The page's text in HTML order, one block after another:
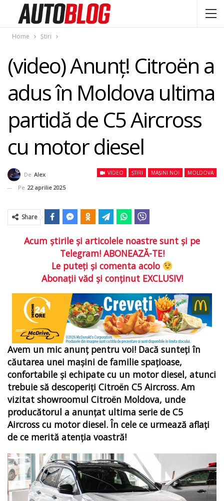
Home Știri
(video) Anunț! Citroën a
adus în Moldova ultima
partidă de C5 Aircross
cu motor diesel
VIDEO ȘTIRI MAȘINI NOI MOLDOVA
De Alex
Pe 22 aprilie 2025
Share
Acum ştirile şi articolele noastre sunt şi pe
Telegram! ABONEAZĂ-TE!
Le puteţi şi comenta acolo
Abonaţii văd şi conţinut EXCLUSIV!
Avem un mic anunț pentru voi! Dacă sunteți în
căutarea unei mașini de familie spațioase,
confortabile și echipate cu un motor diesel, atunci
trebuie să descoperiți Citroën C5 Aircross. Am
vizitat showroomul Citroën Moldova, unde
producătorul a anunțat ultima serie de C5
Aircross cu motor diesel. În cele ce urmează aflați
de ce merită atenția voastră!